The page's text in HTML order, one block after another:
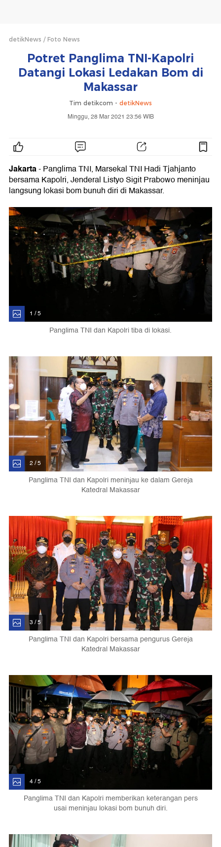
detikNews Foto News
Potret Panglima TNI-Kapolri
Datangi Lokasi Ledakan Bom di
Makassar
Tim detikcom - detikNews
Minggu, 28 Mar 2021 23:56 WIB
Jakarta- Panglima TNI, Marsekal TNI Hadi Tjahjanto
bersama Kapolri, Jenderal Listyo Sigit Prabowo meninjau
langsung lokasi bom bunuh diri di Makassar.
1 / 5
Panglima TNI dan Kapolri tiba di lokasi.
2 / 5
Panglima TNI dan Kapolri meninjau ke dalam Gereja
Katedral Makassar
3 / 5
Panglima TNI dan Kapolri bersama pengurus Gereja
Katedral Makassar
4 / 5
Panglima TNI dan Kapolri memberikan keterangan pers
usai meninjau lokasi bom bunuh diri.